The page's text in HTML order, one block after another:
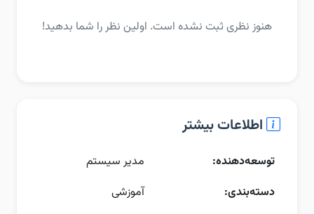
هنوز نظری ثبت نشده است. اولین نظر را شما بدهید!
اطلاعات بیشتر
توسعه‌دهنده:
مدیر سیستم
دسته‌بندی:
آموزشی